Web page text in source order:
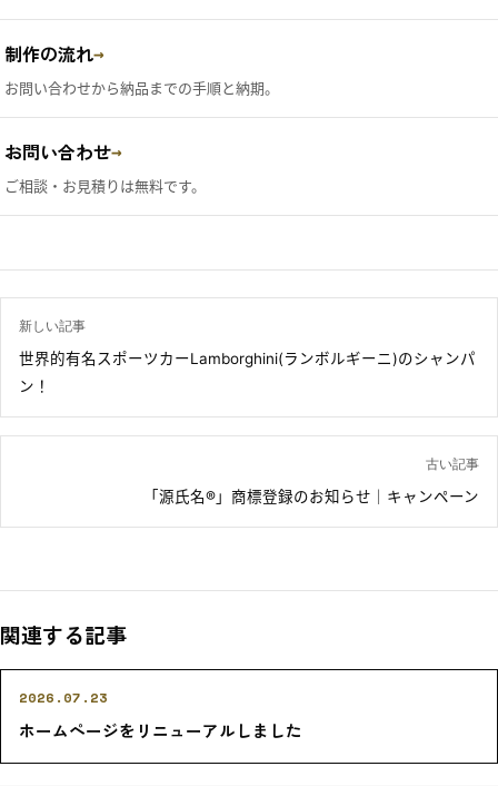
制作の流れ→
お問い合わせから納品までの手順と納期。
お問い合わせ→
ご相談・お見積りは無料です。
新しい記事
世界的有名スポーツカーLamborghini(ランボルギーニ)のシャンパ
ン！
古い記事
「源氏名®」商標登録のお知らせ｜キャンペーン
関連する記事
2026.07.23
ホームページをリニューアルしました